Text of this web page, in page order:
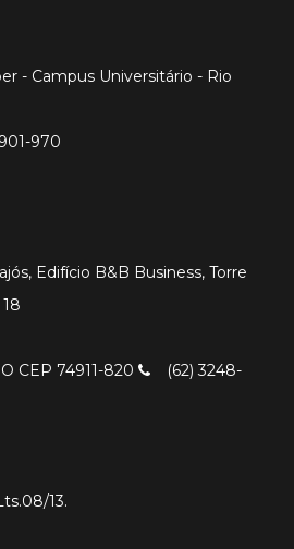
- Campus Universitário - Rio
970
Edifício B&B Business, Torre
CEP 74911-820
(62) 3248-
13.